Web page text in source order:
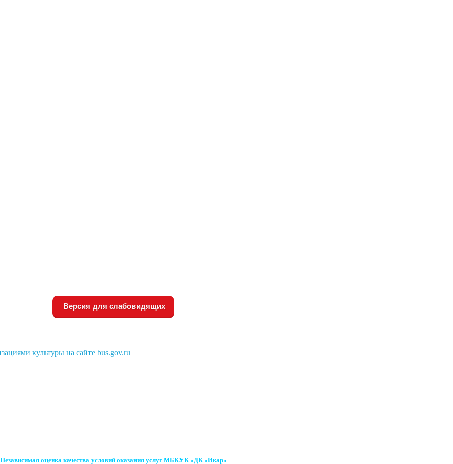
Версия для слабовидящих
культуры на сайте bus.gov.ru
Независимая оценка качества условий оказания услуг МБКУК «ДК «Икар»